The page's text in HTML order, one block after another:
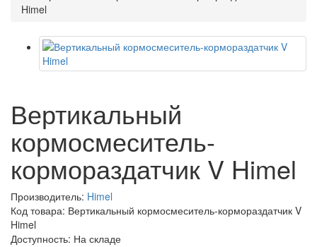
Himel
Вертикальный
кормосмеситель-
кормораздатчик V Himel
Производитель: Himel
Код товара: Вертикальный кормосмеситель-кормораздатчик V
Himel
Доступность: На складе